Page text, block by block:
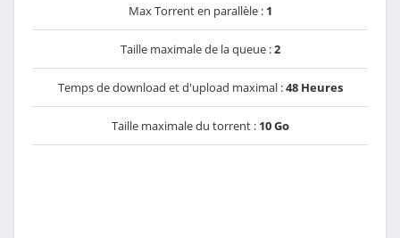
Max Torrent en parallèle : 1
Taille maximale de la queue :2
Temps de download et d'upload maximal :48 Heures
Taille maximale du torrent : 10 Go